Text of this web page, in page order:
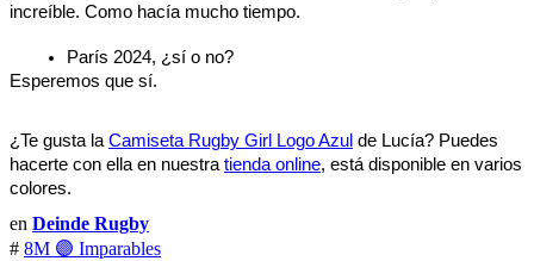
increíble. Como hacía mucho tiempo.
París 2024, ¿sí o no?
Esperemos que sí.
¿Te gusta la Camiseta Rugby Girl Logo Azul de Lucía? Puedes
hacerte con ella en nuestra tienda online, está disponible en varios
colores.
en Deinde Rugby
# 8M 🟣 Imparables